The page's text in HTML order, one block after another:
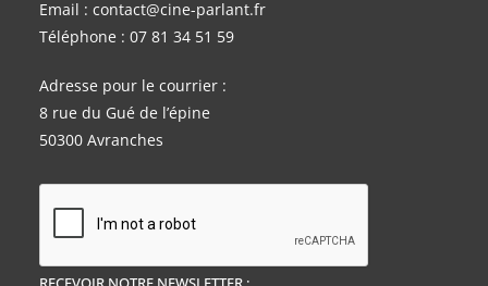
Email : contact@cine-parlant.fr
Téléphone : 07 81 34 51 59
Adresse pour le courrier :
8 rue du Gué de l’épine
50300 Avranches